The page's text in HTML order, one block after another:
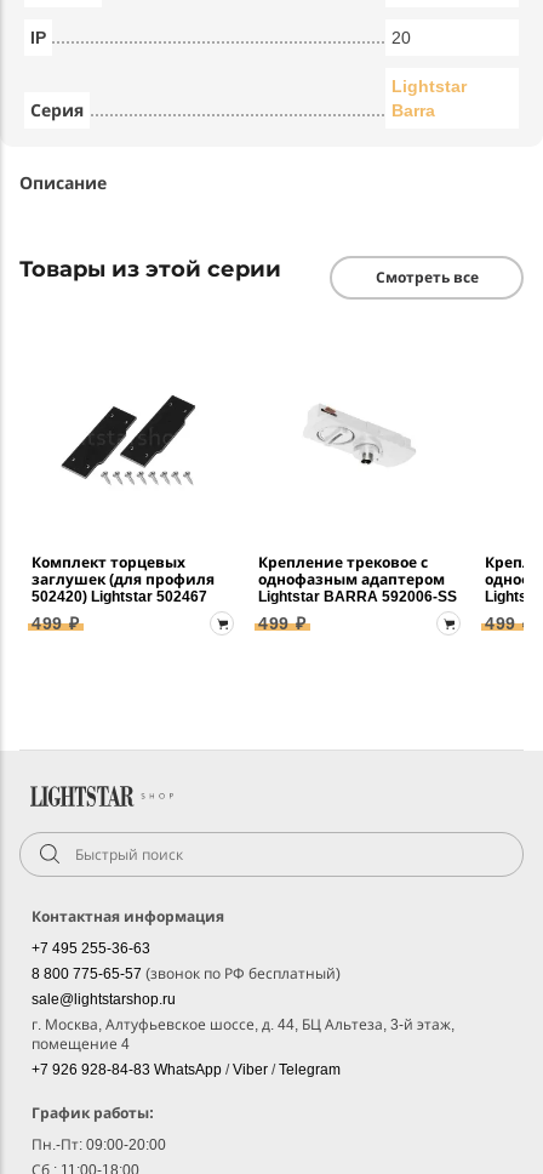
IP 20
Серия
Lightstar
Barra
Описание
Товары из этой серии Смотреть все
Комплект торцевых
заглушек (для профиля
502420) Lightstar 502467
499 ₽
Крепление трековое с
однофазным адаптером
Lightstar BARRA 592006-SS
499 ₽ 499 ₽
Контактная информация
+7 495 255-36-63
8 800 775-65-57 (звонок по РФ бесплатный)
sale@lightstarshop.ru
г. Москва, Алтуфьевское шоссе, д. 44, БЦ Альтеза, 3-й этаж,
помещение 4
+7 926 928-84-83 WhatsApp /Viber /Telegram
График работы:
Пн.-Пт: 09:00-20:00